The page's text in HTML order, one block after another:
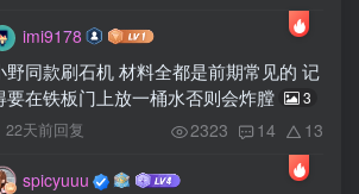
imi9178
野同款刷石机 材料全都是前期常见的 记
要在铁板门上放一桶水否则会炸膛
3
22天前回复 2323 14 13
spicyuuu